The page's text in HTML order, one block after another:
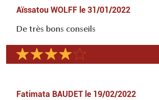
Aïssatou WOLFF le 31/01/2022
De très bons conseils
Fatimata BAUDET le 19/02/2022